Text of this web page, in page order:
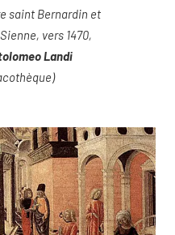
saint Bernardin et
vers 1470,
Landi